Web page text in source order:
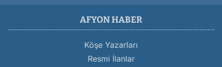
AFYON HABER
Köşe Yazarları
Resmi İlanlar